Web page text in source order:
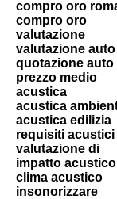
compro oro
compro oro
valutazione
valutazione
quotazione auto
prezzo medio
acustica
acustica
acustica edilizia
requisiti
valutazione di
impatto acustico
clima acustico
insonorizzare